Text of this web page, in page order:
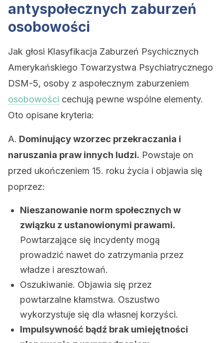
antyspołecznych zaburzeń
osobowości
Jak głosi Klasyfikacja Zaburzeń Psychicznych
Amerykańskiego Towarzystwa Psychiatrycznego
DSM-5, osoby z aspołecznym zaburzeniem
osobowości cechują pewne wspólne elementy.
Oto opisane kryteria:
A. Dominujący wzorzec przekraczania i
naruszania praw innych ludzi. Powstaje on
przed ukończeniem 15. roku życia i objawia się
poprzez:
Nieszanowanie norm społecznych w
związku z ustanowionymi prawami.
Powtarzające się incydenty mogą
prowadzić nawet do zatrzymania przez
władze i aresztowań.
Oszukiwanie. Objawia się przez
powtarzalne kłamstwa. Oszustwo
wykorzystuje się dla własnej korzyści.
Impulsywność bądź brak umiejętności